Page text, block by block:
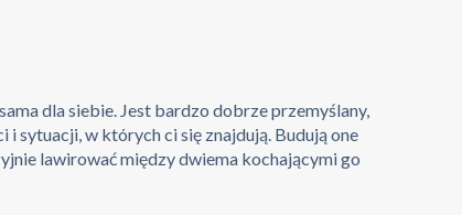
dla siebie. Jest bardzo dobrze przemyślany,
sytuacji, w których ci się znajdują. Budują one
lawirować między dwiema kochającymi go